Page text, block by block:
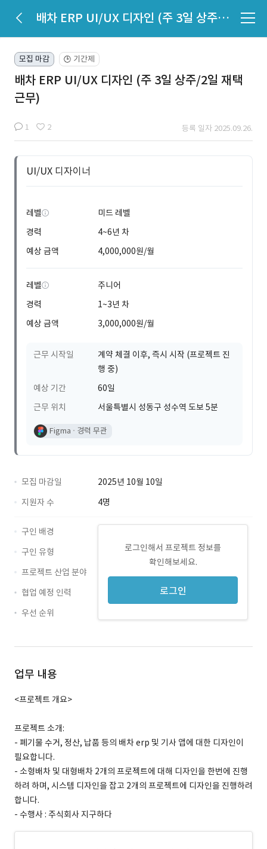
배차 ERP UI/UX 디자인 (주 3일 상주/2일 재택근무)
모집 마감 🕒 기간제
배차 ERP UI/UX 디자인 (주 3일 상주/2일 재택
근무)
1 2 등록 일자 2025.09.26.
UI/UX 디자이너
레벨
미드 레벨
경력
4~6년 차
예상 금액
4,000,000원/월
레벨
주니어
경력
1~3년 차
예상 금액
3,000,000원/월
근무 시작일
계약 체결 이후, 즉시 시작 (프로젝트 진
행 중)
예상 기간
60일
근무 위치
서울특별시 성동구 성수역 도보 5분
Figma 경력 무관
모집 마감일
2025년 10월 10일
지원자 수
4명
로그인해서 프로젝트 정보를
확인해보세요.
로그인
구인 배경
구인 유형
프로젝트 산업 분야
협업 예정 인력
우선 순위
업무 내용
<프로젝트 개요>
프로젝트 소개:
- 폐기물 수거, 정산, 납품 등의 배차 erp 및 기사 앱에 대한 디자인이
필요합니다.
- 소형배차 및 대형배차 2개의 프로젝트에 대해 디자인을 한번에 진행
하려 하며, 시스템 디자인을 잡고 2개의 프로젝트에 디자인을 진행하려
합니다.
- 수행사 : 주식회사 지구하다